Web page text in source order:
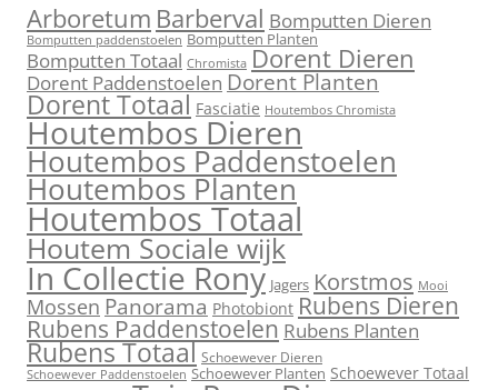
Arboretum Barberval Bomputten Dieren
Bomputten paddenstoelen Bomputten Planten
Bomputten Totaal Chromista Dorent Dieren
Dorent Paddenstoelen Dorent Planten
Dorent Totaal Fasciatie Houtembos Chromista
Houtembos Dieren
Houtembos Paddenstoelen
Houtembos Planten
Houtembos Totaal
Houtem Sociale wijk
In Collectie Rony Jagers Korstmos Mooi
Mossen Panorama Photobiont Rubens Dieren
Rubens Paddenstoelen Rubens Planten
Rubens Totaal Schoewever Dieren
Schoewever Paddenstoelen Schoewever Planten Schoewever Totaal